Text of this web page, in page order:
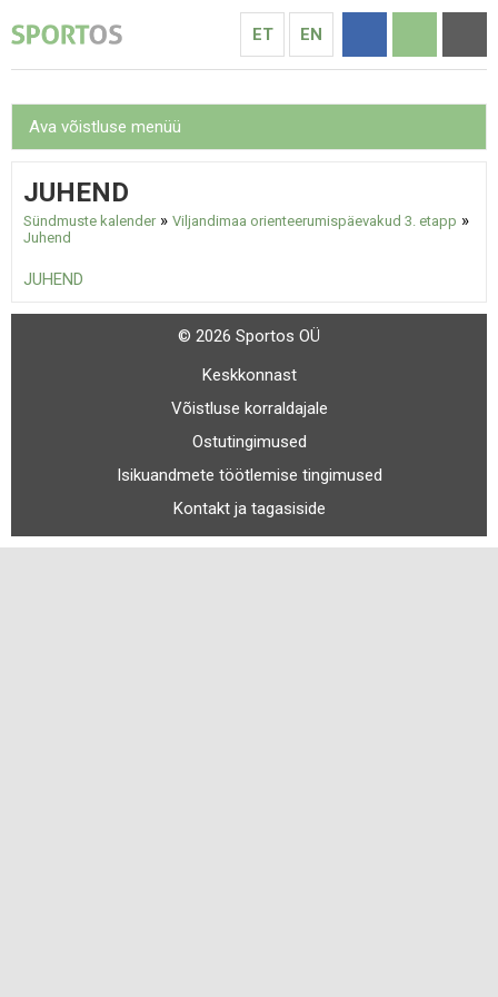
ET EN
Ava võistluse menüü
JUHEND
Sündmuste kalender » Viljandimaa orienteerumispäevakud 3. etapp »
Juhend
JUHEND
© 2026 Sportos OÜ
Keskkonnast
Võistluse korraldajale
Ostutingimused
Isikuandmete töötlemise tingimused
Kontakt ja tagasiside